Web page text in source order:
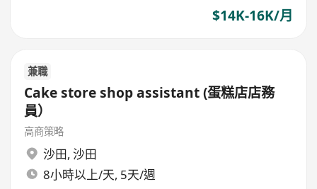
$14K-16K/月
兼職
Cake store shop assistant (蛋糕店店務
員）
高商策略
沙田, 沙田
8小時以上/天, 5天/週